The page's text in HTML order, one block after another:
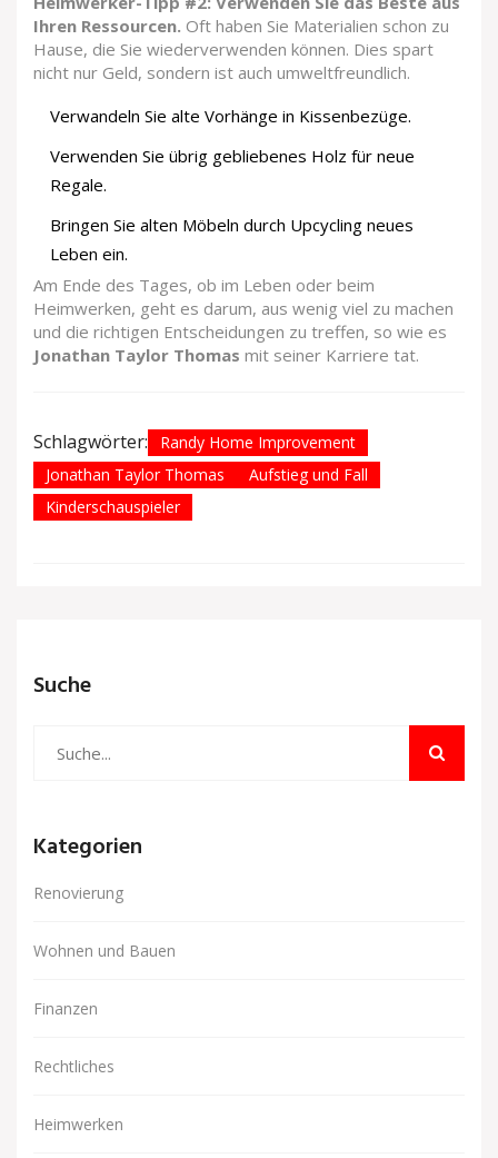
Ihren Ressourcen. Oft haben Sie Materialien schon zu
Hause, die Sie wiederverwenden können. Dies spart
nicht nur Geld, sondern ist auch umweltfreundlich.
Verwandeln Sie alte Vorhänge in Kissenbezüge.
Verwenden Sie übrig gebliebenes Holz für neue
Regale.
Bringen Sie alten Möbeln durch Upcycling neues
Leben ein.
Am Ende des Tages, ob im Leben oder beim
Heimwerken, geht es darum, aus wenig viel zu machen
und die richtigen Entscheidungen zu treffen, so wie es
Jonathan Taylor Thomas mit seiner Karriere tat.
Schlagwörter:
Randy Home Improvement
Jonathan Taylor Thomas
Aufstieg und Fall
Kinderschauspieler
Suche
Kategorien
Renovierung
Wohnen und Bauen
Finanzen
Rechtliches
Heimwerken